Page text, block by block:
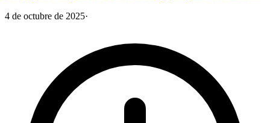
4 de octubre de 2025·